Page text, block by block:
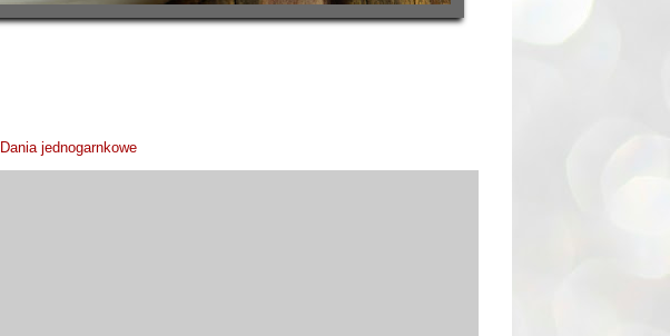
Dania jednogarnkowe